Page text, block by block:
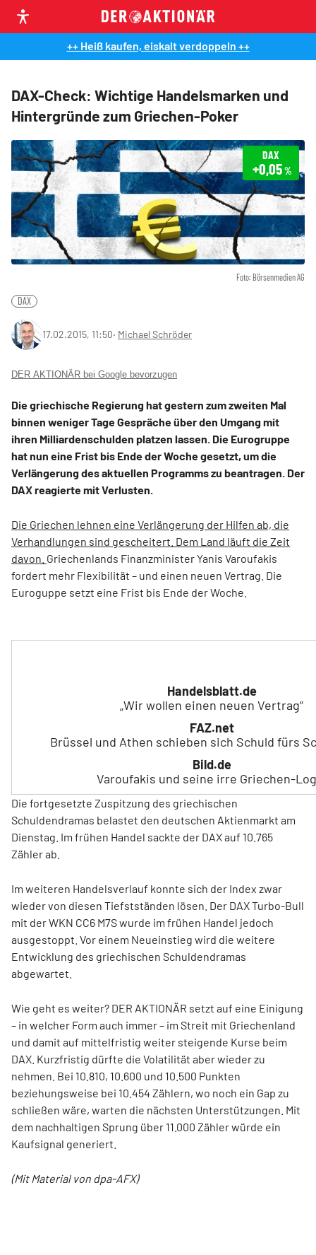
++ Heiß kaufen, eiskalt verdoppeln ++
DAX-Check: Wichtige Handelsmarken und
Hintergründe zum Griechen-Poker
Foto: Börsenmedien AG
DAX
+0,05%
DAX
17.02.2015, 11:50‧ Michael Schröder
DER AKTIONÄR bei Google bevorzugen
Die griechische Regierung hat gestern zum zweiten Mal
binnen weniger Tage Gespräche über den Umgang mit
ihren Milliardenschulden platzen lassen. Die Eurogruppe
hat nun eine Frist bis Ende der Woche gesetzt, um die
Verlängerung des aktuellen Programms zu beantragen. Der
DAX reagierte mit Verlusten.
Die Griechen lehnen eine Verlängerung der Hilfen ab, die
Verhandlungen sind gescheitert. Dem Land läuft die Zeit
davon. Griechenlands Finanzminister Yanis Varoufakis
fordert mehr Flexibilität – und einen neuen Vertrag. Die
Euroguppe setzt eine Frist bis Ende der Woche.
Handelsblatt.de
„Wir wollen einen neuen Vertrag“
FAZ.net
Brüssel und Athen schieben sich Schuld fürs
Bild.de
Varoufakis und seine irre Griechen-
Die fortgesetzte Zuspitzung des griechischen
Schuldendramas belastet den deutschen Aktienmarkt am
Dienstag. Im frühen Handel sackte der DAX auf 10.765
Zähler ab.
Im weiteren Handelsverlauf konnte sich der Index zwar
wieder von diesen Tiefstständen lösen. Der DAX Turbo-Bull
mit der WKN CC6 M7S wurde im frühen Handel jedoch
ausgestoppt. Vor einem Neueinstieg wird die weitere
Entwicklung des griechischen Schuldendramas
abgewartet.
Wie geht es weiter? DER AKTIONÄR setzt auf eine Einigung
– in welcher Form auch immer – im Streit mit Griechenland
und damit auf mittelfristig weiter steigende Kurse beim
DAX. Kurzfristig dürfte die Volatilität aber wieder zu
nehmen. Bei 10.810, 10.600 und 10.500 Punkten
beziehungsweise bei 10.454 Zählern, wo noch ein Gap zu
schließen wäre, warten die nächsten Unterstützungen. Mit
dem nachhaltigen Sprung über 11.000 Zähler würde ein
Kaufsignal generiert.
(Mit Material von dpa-AFX)